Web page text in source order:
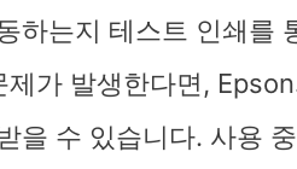
하는지 테스트 인쇄를
가 발생한다면,
을 수 있습니다. 사용